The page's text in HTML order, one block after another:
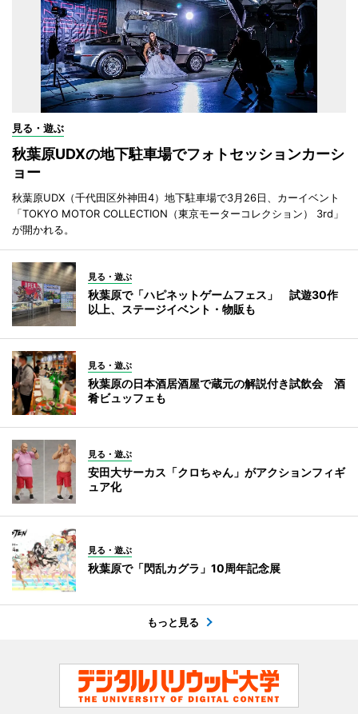
見る・遊ぶ
秋葉原UDXの地下駐車場でフォトセッションカーシ
ョー
秋葉原UDX（千代田区外神田4）地下駐車場で3月26日、カーイベント
「TOKYO MOTOR COLLECTION（東京モーターコレクション） 3rd」
が開かれる。
見る・遊ぶ
秋葉原で「ハピネットゲームフェス」 試遊30作
以上、ステージイベント・物販も
見る・遊ぶ
秋葉原の日本酒居酒屋で蔵元の解説付き試飲会 酒
肴ビュッフェも
見る・遊ぶ
安田大サーカス「クロちゃん」がアクションフィギ
ュア化
見る・遊ぶ
秋葉原で「閃乱カグラ」10周年記念展
もっと見る